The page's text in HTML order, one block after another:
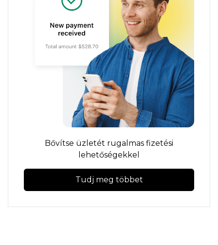
Bővítse üzletét rugalmas fizetési
lehetőségekkel
Tudj meg többet